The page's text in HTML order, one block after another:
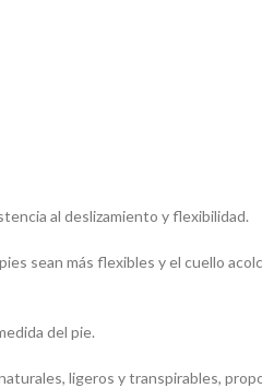
al deslizamiento y flexibilidad.
sean más flexibles y el cuello
del pie.
ligeros y transpirables,